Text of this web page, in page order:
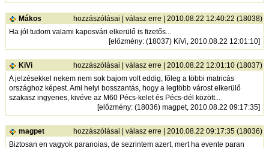
Mákos hozzászólásai válasz erre | 2010.08.22 12:40:22 (18038)
Ha jól tudom valami kaposvári elkerülő is fizetős...
[előzmény: (18037) KiVi, 2010.08.22 12:01:10]
KiVi hozzászólásai válasz erre | 2010.08.22 12:01:10 (18037)
A jelzésekkel nekem nem sok bajom volt eddig, főleg a többi matricás
országhoz képest. Ami helyi bosszantás, hogy a legtöbb várost elkerülő
szakasz ingyenes, kivéve az M60 Pécs-kelet és Pécs-dél között...
[előzmény: (18036) magpet, 2010.08.22 09:17:35]
magpet hozzászólásai válasz erre | 2010.08.22 09:17:35 (18036)
Biztosan en vagyok paranoias, de sezrintem azert, mert ha evente paran